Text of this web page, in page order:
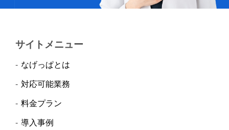
サイトメニュー
なげっぱとは
対応可能業務
料金プラン
導入事例